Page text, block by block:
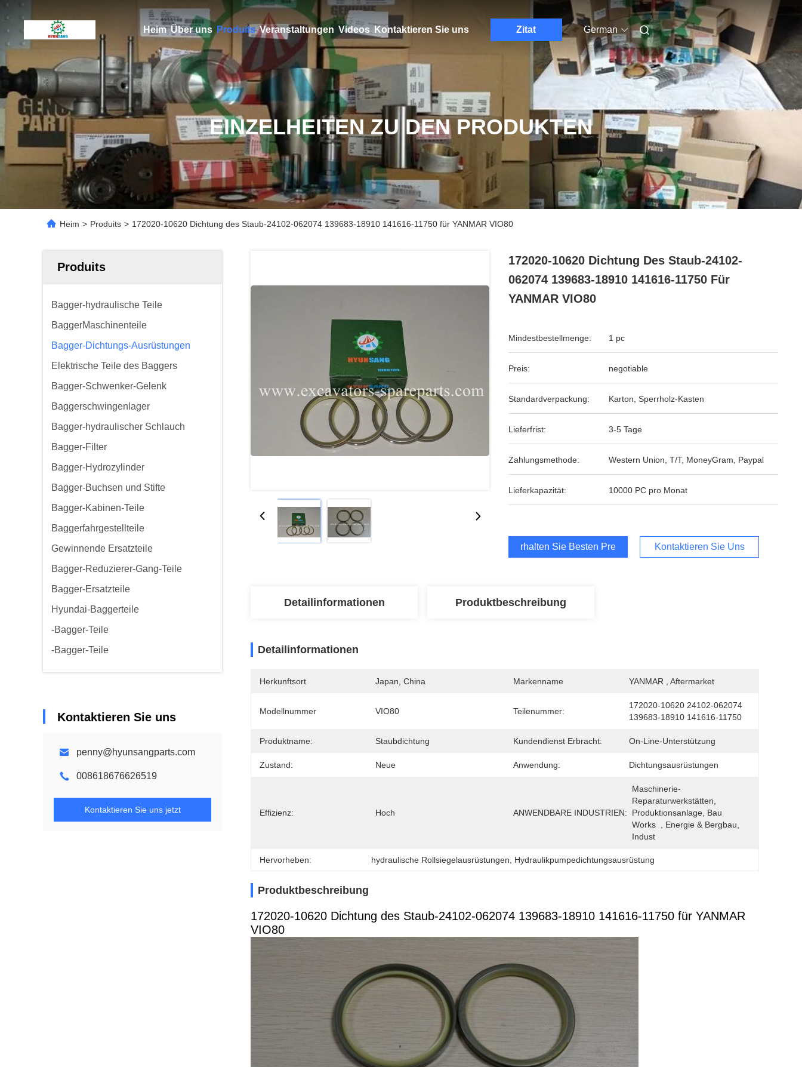
Heim Über uns Produits Veranstaltungen Videos Kontaktieren Sie uns Zitat German
EINZELHEITEN ZU DEN PRODUKTEN
Heim > Produits > 172020-10620 Dichtung des Staub-24102-062074 139683-18910 141616-11750 für YANMAR VIO80
Produits
Bagger-hydraulische Teile
BaggerMaschinenteile
Bagger-Dichtungs-Ausrüstungen
Elektrische Teile des Baggers
Bagger-Schwenker-Gelenk
Baggerschwingenlager
Bagger-hydraulischer Schlauch
Bagger-Filter
Bagger-Hydrozylinder
Bagger-Buchsen und Stifte
Bagger-Kabinen-Teile
Baggerfahrgestellteile
Gewinnende Ersatzteile
Bagger-Reduzierer-Gang-Teile
Bagger-Ersatzteile
Hyundai-Baggerteile
-Bagger-Teile
-Bagger-Teile
Kontaktieren Sie uns
penny@hyunsangparts.com
008618676626519
Kontaktieren Sie uns jetzt
172020-10620 Dichtung Des Staub-24102-
062074 139683-18910 141616-11750 Für
YANMAR VIO80
Mindestbestellmenge: 1 pc
Preis: negotiable
Standardverpackung: Karton, Sperrholz-Kasten
Lieferfrist: 3-5 Tage
Zahlungsmethode: Western Union, T/T, MoneyGram, Paypal
Lieferkapazität: 10000 PC pro Monat
Erhalten Sie Besten Preis Kontaktieren Sie Uns
Detailinformationen Produktbeschreibung
Detailinformationen
Herkunftsort Japan, China Markenname YANMAR , Aftermarket
Modellnummer VIO80 Teilenummer:
172020-10620 24102-062074
139683-18910 141616-11750
Produktname: Staubdichtung Kundendienst Erbracht: On-Line-Unterstützung
Zustand: Neue Anwendung: Dichtungsausrüstungen
Effizienz: Hoch ANWENDBARE INDUSTRIEN:
Maschinerie-
Reparaturwerkstätten,
Produktionsanlage, Bau
Works  , Energie & Bergbau,
Indust
Hervorheben: hydraulische Rollsiegelausrüstungen Hydraulikpumpedichtungsausrüstung
Produktbeschreibung
172020-10620 Dichtung des Staub-24102-062074 139683-18910 141616-11750 für YANMAR
VIO80